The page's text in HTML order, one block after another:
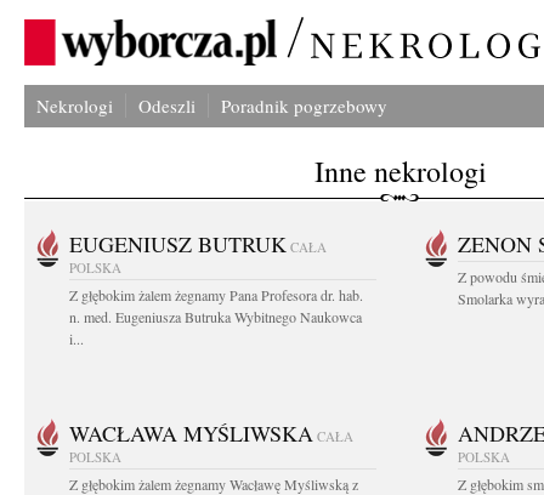
Nekrologi Odeszli Poradnik pogrzebowy
Inne nekrologi
EUGENIUSZ BUTRUK CAŁA
POLSKA
Z głębokim żalem żegnamy Pana Profesora dr. hab.
n. med. Eugeniusza Butruka Wybitnego Naukowca
i...
ZENON
Z powodu
Smolarka
WACŁAWA MYŚLIWSKA CAŁA
POLSKA
Z głębokim żalem żegnamy Wacławę Myśliwską z
POLSKA
Z głębokim